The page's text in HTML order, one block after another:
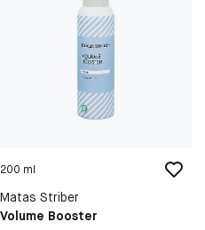
200 ml
Matas Striber
Volume Booster